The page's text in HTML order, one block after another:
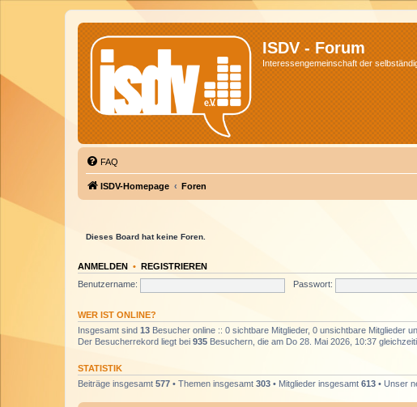
ISDV - Forum
Interessengemeinschaft der
FAQ
ISDV-Homepage Foren
Dieses Board hat keine Foren.
ANMELDEN • REGISTRIEREN
Benutzername:
Passwort:
WER IST ONLINE?
Insgesamt sind 13 Besucher online :: 0 sichtbare Mitglieder, 0 unsichtbare Mitglieder
Der Besucherrekord liegt bei 935 Besuchern, die am Do 28. Mai 2026, 10:37
STATISTIK
Beiträge insgesamt 577 • Themen insgesamt 303 • Mitglieder insgesamt 613 • Unser